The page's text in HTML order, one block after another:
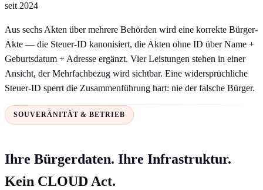
seit 2024
Aus sechs Akten über mehrere Behörden wird eine korrekte Bürger-
Akte — die Steuer-ID kanonisiert, die Akten ohne ID über Name +
Geburtsdatum + Adresse ergänzt. Vier Leistungen stehen in einer
Ansicht, der Mehrfachbezug wird sichtbar. Eine widersprüchliche
Steuer-ID sperrt die Zusammenführung hart: nie der falsche Bürger.
SOUVERÄNITÄT & BETRIEB
Ihre Bürgerdaten. Ihre Infrastruktur.
Kein CLOUD Act.